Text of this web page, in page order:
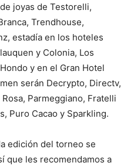
joyas de Testorelli,
Trendhouse,
estadía en los hoteles
y Colonia, Los
y en el Gran Hotel
serán Decrypto, Directv,
Parmeggiano, Fratelli
Puro Cacao y Sparkling.
edición del torneo se
que les recomendamos a